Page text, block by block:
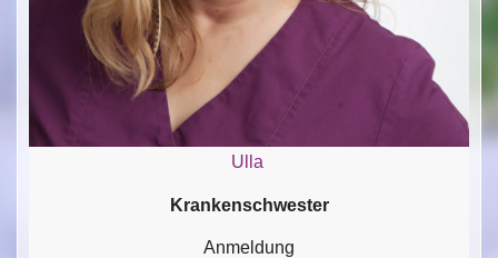
Ulla
Krankenschwester
Anmeldung